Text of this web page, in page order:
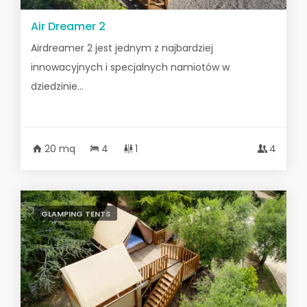
Air Dreamer 2
Airdreamer 2 jest jednym z najbardziej
innowacyjnych i specjalnych namiotów w
dziedzinie...
20 mq 4 1 4
GLAMPING TENTS